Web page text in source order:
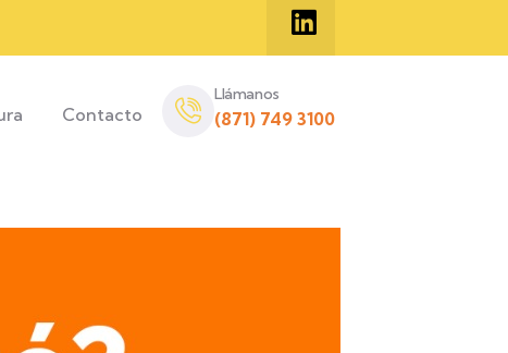
Contacto
Llámanos
(871) 749 3100